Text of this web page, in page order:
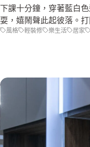
下課十分鐘，穿著藍白
耍，嬉鬧聲此起彼落。
風格 輕裝修 樂生活 居家